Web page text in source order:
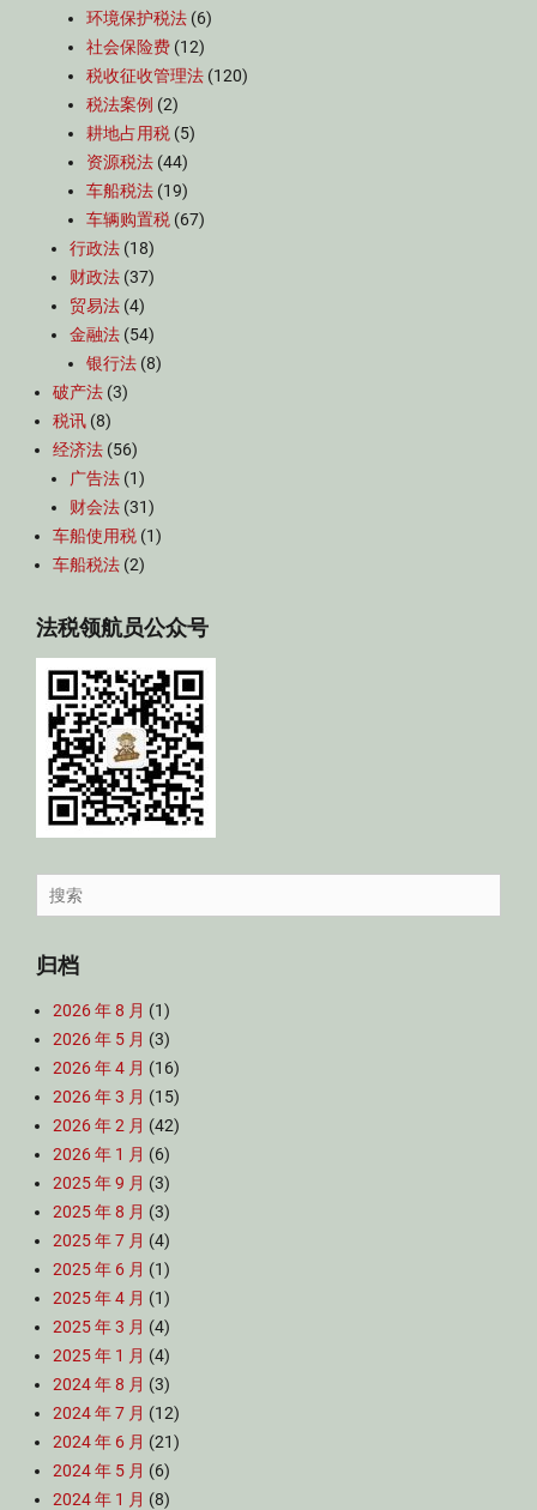
环境保护税法 (6)
社会保险费 (12)
税收征收管理法 (120)
税法案例 (2)
耕地占用税 (5)
资源税法 (44)
车船税法 (19)
车辆购置税 (67)
行政法 (18)
财政法 (37)
贸易法 (4)
金融法 (54)
银行法 (8)
破产法 (3)
税讯 (8)
经济法 (56)
广告法 (1)
财会法 (31)
车船使用税 (1)
车船税法 (2)
法税领航员公众号
Search
for:
归档
2026 年 8 月 (1)
2026 年 5 月 (3)
2026 年 4 月 (16)
2026 年 3 月 (15)
2026 年 2 月 (42)
2026 年 1 月 (6)
2025 年 9 月 (3)
2025 年 8 月 (3)
2025 年 7 月 (4)
2025 年 6 月 (1)
2025 年 4 月 (1)
2025 年 3 月 (4)
2025 年 1 月 (4)
2024 年 8 月 (3)
2024 年 7 月 (12)
2024 年 6 月 (21)
2024 年 5 月 (6)
2024 年 1 月 (8)